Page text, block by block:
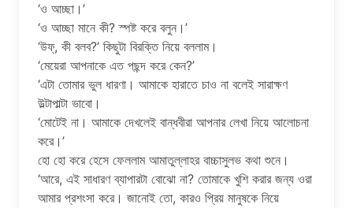
‘ও আচ্ছা।’
‘ও আচ্ছা মানে কী? স্পষ্ট করে বলুন।’
‘উফ্, কী বলব?’ কিছুটা বিরক্তি নিয়ে বললাম।
‘মেয়েরা আপনাকে এত পছন্দ করে কেন?’
‘এটা তোমার ভুল ধারণা। আমাকে হারাতে চাও না বলেই সারাক্ষণ
উল্টাপাল্টা ভাবো।
‘মোটেই না। আমাকে দেখলেই বান্ধবীরা আপনার লেখা নিয়ে আলোচনা
করে।’
হো হো করে হেসে ফেললাম আমাতুল্লাহর বাচ্চাসুলভ কথা শুনে।
‘আরে, এই সাধারণ ব্যাপারটা বোঝো না? তোমাকে খুশি করার জন্য ওরা
আমার প্রশংসা করে। জানোই তো, কারও প্রিয় মানুষকে নিয়ে